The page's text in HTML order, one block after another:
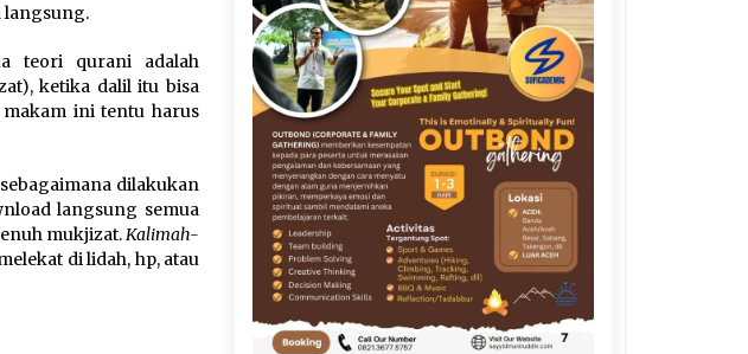
langsung.
teori qurani adalah
ketika dalil itu bisa
ini tentu harus
dilakukan
langsung semua
mukjizat.Kalimah-
di lidah, hp, atau